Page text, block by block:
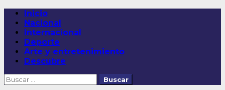
Menú
principal
Inicio
Nacional
Internacional
Deporte
Arte y entretenimiento
Descubre
Buscar: